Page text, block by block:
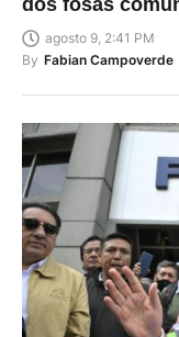
agosto 9, 2:41 PM
By Fabian Campoverde